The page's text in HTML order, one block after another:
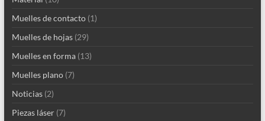
Muelles de contacto(1)
Muelles de hojas(29)
Muelles en forma(13)
Muelles plano(7)
Noticias(2)
Piezas láser(7)